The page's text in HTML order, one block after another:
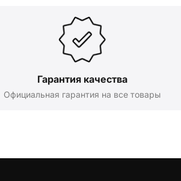
Гарантия качества
Официальная гарантия на все товары